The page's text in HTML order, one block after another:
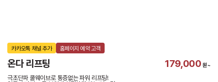
카카오톡 채널 추가 홈페이지 예약 고객
온다 리프팅 179,000 원~
극초단파 쿨웨이브로 통증없는 파워 리프팅!